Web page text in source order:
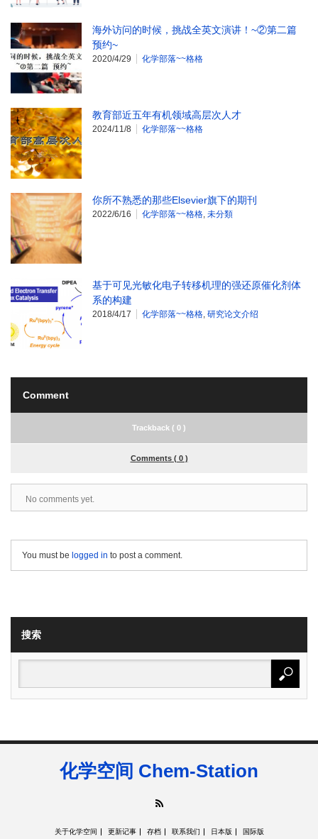
海外访问的时候，挑战全英文演讲！~②第二篇
预约~
2020/4/29 化学部落~~格格
教育部近五年有机领域高层次人才
2024/11/8 化学部落~~格格
你所不熟悉的那些Elsevier旗下的期刊
2022/6/16 化学部落~~格格, 未分類
基于可见光敏化电子转移机理的强还原催化剂体
系的构建
2018/4/17 化学部落~~格格, 研究论文介绍
Comment
Trackback ( 0 )
Comments ( 0 )
No comments yet.
You must be logged in to post a comment.
搜索
化学空间 Chem-Station
关于化学空间 更新记事 存档 联系我们 日本版 国际版